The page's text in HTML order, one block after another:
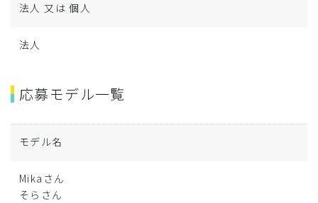
法人 又は 個人
法人
応募モデル一覧
モデル名
Mikaさん
そらさん